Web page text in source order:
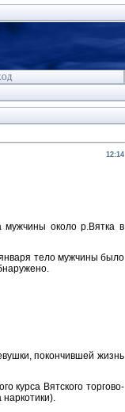
12:14
мужчины около р.Вятка в
тело мужчины было
покончившей жизнь
курса Вятского торгово-